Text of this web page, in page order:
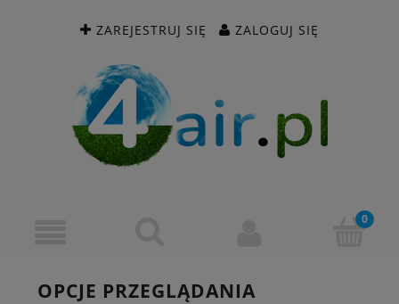
ZAREJESTRUJ SIĘ ZALOGUJ SIĘ
OPCJE PRZEGLĄDANIA